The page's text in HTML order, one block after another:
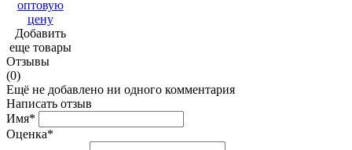
оптовую
цену
Добавить
еще товары
Отзывы
(0)
Ещё не добавлено ни одного комментария
Написать отзыв
Имя*
Оценка*